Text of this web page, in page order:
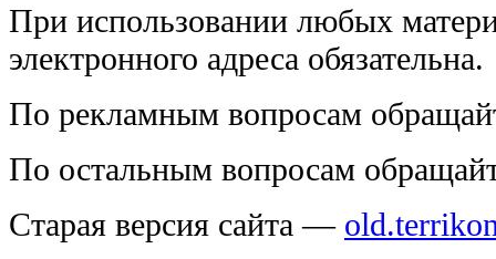
При использовании любых
электронного адреса обязательна.
По рекламным вопросам
По остальным вопросам
Старая версия сайта —